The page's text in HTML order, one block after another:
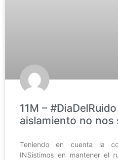
11M –
aislamiento no nos
Teniendo en cuenta la
INSistimos en mantener el